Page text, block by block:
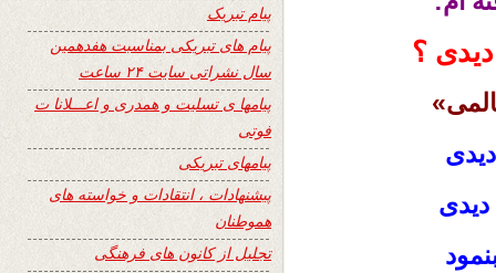
دیدی ؟
دیدی
پیام تبریک
پیام های تبریکی بمناسبت هفدهمین
سال نشراتی سایت ۲۴ ساعت
پیامها ی تسلیت و همدری و اعـــلانا ت
فوتی
پیامهای تبریکی
پیشنهادات ، انتقادات و خواسته های
هموطنان
تجلیل از کانون های فرهنگی